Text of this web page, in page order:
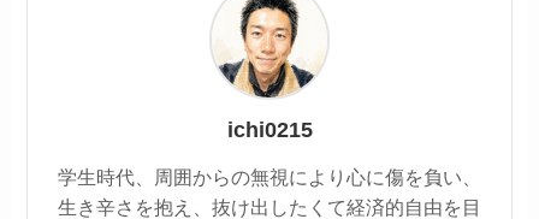
ichi0215
学生時代、周囲からの無視により心に傷を負い、
生き辛さを抱え、抜け出したくて経済的自由を目